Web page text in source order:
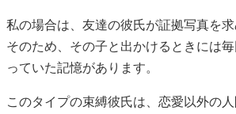
私の場合は、友達の彼氏が証拠写真を求
そのため、その子と出かけるときには
っていた記憶があります。
このタイプの束縛彼氏は、恋愛以外の人